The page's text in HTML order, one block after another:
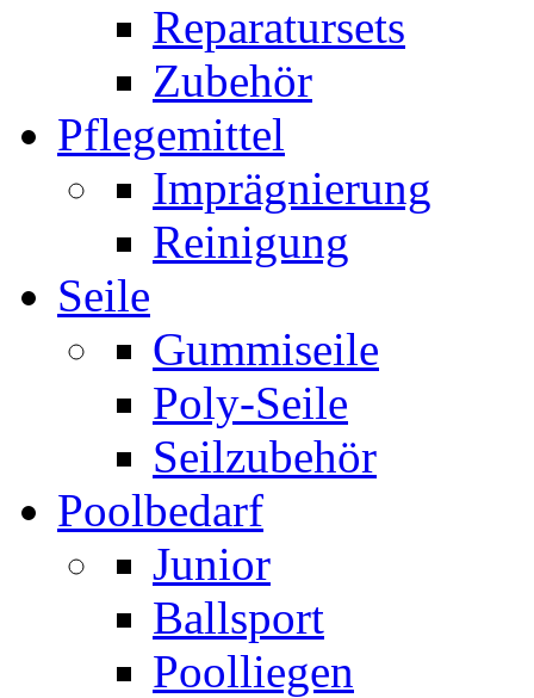
Reparatursets
Zubehör
Pflegemittel
Imprägnierung
Reinigung
Seile
Gummiseile
Poly-Seile
Seilzubehör
Poolbedarf
Junior
Ballsport
Poolliegen